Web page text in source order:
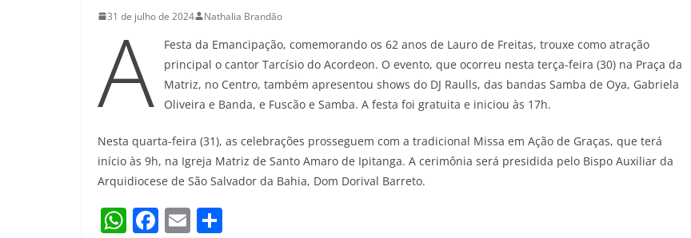
31 de julho de 2024 Nathalia Brandão
A
Festa da Emancipação, comemorando os 62 anos de Lauro de Freitas, trouxe como atração
principal o cantor Tarcísio do Acordeon. O evento, que ocorreu nesta terça-feira (30) na Praça da
Matriz, no Centro, também apresentou shows do DJ Raulls, das bandas Samba de Oya, Gabriela
Oliveira e Banda, e Fuscão e Samba. A festa foi gratuita e iniciou às 17h.
Nesta quarta-feira (31), as celebrações prosseguem com a tradicional Missa em Ação de Graças, que terá
início às 9h, na Igreja Matriz de Santo Amaro de Ipitanga. A cerimônia será presidida pelo Bispo Auxiliar da
Arquidiocese de São Salvador da Bahia, Dom Dorival Barreto.
W F E